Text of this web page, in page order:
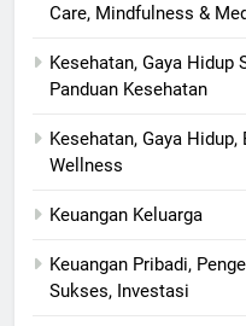
Care, Mindfulness &
Kesehatan, Gaya Hidup
Panduan Kesehatan
Kesehatan, Gaya
Wellness
Keuangan Keluarga
Keuangan Pribadi,
Sukses, Investasi